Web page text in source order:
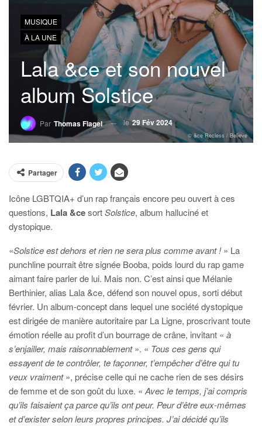
MUSIQUE
À LA UNE
Lala &ce et son nouvel
album Solstice
Par Thomas Flagel le29 Fév 2024
© &ce Recless / Believe
Partager
Icône LGBTQIA+ d’un rap français encore peu ouvert à ces
questions, Lala &cesortSolstice, album halluciné et
dystopique.
«Solstice est dehors et rien ne sera plus comme avant !» La
punchline pourrait être signée Booba, poids lourd du rap game
aimant faire parler de lui. Mais non. C’est ainsi que Mélanie
Berthinier, alias Lala &ce, défend son nouvel opus, sorti début
février. Un album-concept dans lequel une société dystopique
est dirigée de manière autoritaire par La Ligne, proscrivant toute
émotion réelle au profit d’un bourrage de crâne, invitant « à
s’enjailler, mais raisonnablement». « Tous ces gens qui
essayent de te contrôler, te façonner, t’empêcher d’être qui tu
veux vraiment», précise celle qui ne cache rien de ses désirs
de femme et de son goût du luxe. « Avec le temps, j’ai compris
qu’ils faisaient ça parce qu’ils ont peur. Peur d’être eux-mêmes
et d’exister selon leurs propres principes. J’ai décidé qu’ils